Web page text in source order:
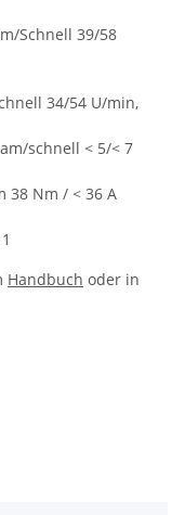
Schnell 39/58
34/54 U/min,
schnell < 5/< 7
38 Nm / < 36 A
Handbuch oder in